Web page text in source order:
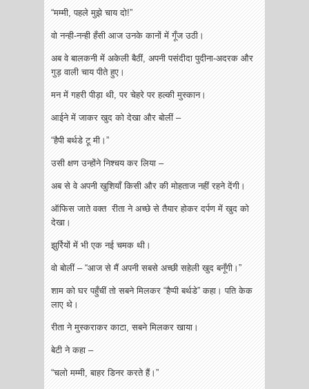
“मम्मी, पहले मुझे चाय दो!”
वो नन्ही-नन्ही हँसी आज उनके कानों में गूँज उठी।
अब वे बालकनी में अकेली बैठीं, अपनी पसंदीदा पुदीना-अदरक और
गुड़ वाली चाय पीते हुए।
मन में गहरी पीड़ा थी, पर चेहरे पर हल्की मुस्कान।
आईने में जाकर खुद को देखा और बोलीं –
“हैपी बर्थडे टू मी।”
उसी क्षण उन्होंने निश्चय कर लिया –
अब से वे अपनी खुशियाँ किसी और की मोहताज नहीं रहने देंगी।
ऑफिस जाते वक्त रीता ने अच्छे से तैयार होकर दर्पण में खुद को
देखा।
झुर्रियों में भी एक नई चमक थी।
वो बोलीं – “आज से मैं अपनी सबसे अच्छी सहेली खुद बनूँगी।”
शाम को घर पहुँचीं तो सबने मिलकर “हैप्पी बर्थडे” कहा। पति केक
लाए थे।
रीता ने मुस्कराकर काटा, सबने मिलकर खाया।
बेटी ने कहा –
“चलो मम्मी, बाहर डिनर करते हैं।”